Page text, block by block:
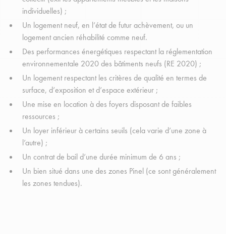
individuelles) ;
Un logement neuf, en l’état de futur achèvement, ou un
logement ancien réhabilité comme neuf.
Des performances énergétiques respectant la réglementation
environnementale 2020 des bâtiments neufs (RE 2020) ;
Un logement respectant les critères de qualité en termes de
surface, d’exposition et d’espace extérieur ;
Une mise en location à des foyers disposant de faibles
ressources ;
Un loyer inférieur à certains seuils (cela varie d’une zone à
l’autre) ;
Un contrat de bail d’une durée minimum de 6 ans ;
Un bien situé dans une des zones Pinel (ce sont généralement
les zones tendues).